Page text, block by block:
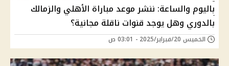
باليوم والساعة: ننشر موعد مباراة الأهلي والزمالك
بالدوري وهل يوجد قنوات ناقلة مجانية؟
الخميس 20/فبراير/2025 - 03:01 ص